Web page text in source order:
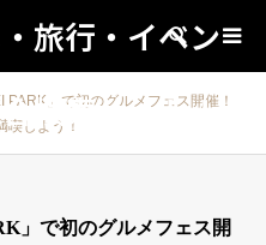
旅行・イベン
検索サイト！
検索
PARK」で初のグルメフェス開催！
喫しよう！
」で初のグルメフェス開